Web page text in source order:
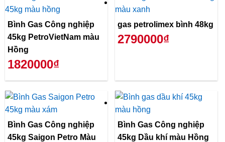
Bình Gas Công nghiệp
45kg PetroVietNam màu
Hồng
1820000₫
gas petrolimex bình 48kg
2790000₫
Bình Gas Công nghiệp
45kg Saigon Petro Màu
Bình Gas Công nghiệp
45kg Dầu khí màu Hồng